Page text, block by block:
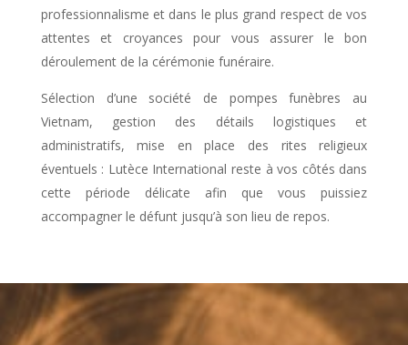
professionnalisme et dans le plus grand respect de vos
attentes et croyances pour vous assurer le bon
déroulement de la cérémonie funéraire.
Sélection d’une société de pompes funèbres au
Vietnam, gestion des détails logistiques et
administratifs, mise en place des rites religieux
éventuels : Lutèce International reste à vos côtés dans
cette période délicate afin que vous puissiez
accompagner le défunt jusqu’à son lieu de repos.